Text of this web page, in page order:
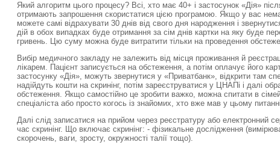
Який алгоритм цього процесу? Всі, хто має 40+ і застосунок «Дія»
отримають запрошення скористатися цією програмою. Якщо у вас
можете самі відрахувати 30 днів від свого дня народження і
дій в обох випадках буде отримання за сім днів картки на яку буде
гривень. Цю суму можна буде витратити тільки на проведення
Вибір медичного закладу не залежить від місця проживання й
лікарем. Пацієнт записується на обстеження, а потім оплачує його
застосунку «Дія», можуть звернутися у «Приватбанк», відкрити там
надійдуть кошти на скринінг, потім зареєструватися у ЦНАПі і далі
обстеження. Якщо самостійно це зробити важко, можна спитати в
спеціаліста або просто когось із знайомих, хто вже мав у цьому
Далі слід записатися на прийом через реєстратуру або електронний
час скринінг. Що включає скринінг: - фізикальне дослідження
скорочень, ваги, зросту, окружності талії тощо).